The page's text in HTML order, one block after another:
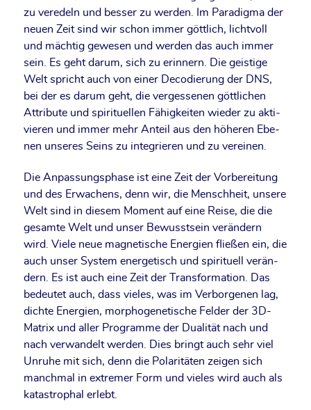
zu ver­edeln und bes­ser zu wer­den. Im Para­dig­ma der
neu­en Zeit sind wir schon immer gött­lich, licht­voll
und mäch­tig gewe­sen und wer­den das auch immer
sein. Es geht dar­um, sich zu erin­nern. Die geis­ti­ge
Welt spricht auch von einer Deco­die­rung der DNS,
bei der es dar­um geht, die ver­ges­se­nen gött­li­chen
Attri­bu­te und spi­ri­tu­el­len Fähig­kei­ten wie­der zu akti­
vie­ren und immer mehr Anteil aus den höhe­ren Ebe­
nen unse­res Seins zu inte­grie­ren und zu vereinen.
Die Anpas­sungs­pha­se ist eine Zeit der Vor­be­rei­tung
und des Erwa­chens, denn wir, die Mensch­heit, unse­re
Welt sind in die­sem Moment auf eine Rei­se, die die
gesam­te Welt und unser Bewusst­sein ver­än­dern
wird. Vie­le neue magne­ti­sche Ener­gien flie­ßen ein, die
auch unser Sys­tem ener­ge­tisch und spi­ri­tu­ell ver­än­
dern. Es ist auch eine Zeit der Trans­for­ma­ti­on. Das
bedeu­tet auch, dass vie­les, was im Ver­bor­ge­nen lag,
dich­te Ener­gien, mor­pho­ge­ne­ti­sche Fel­der der 3D-
Matrix und aller Pro­gram­me der Dua­li­tät nach und
nach ver­wan­delt wer­den. Dies bringt auch sehr viel
Unru­he mit sich, denn die Pola­ri­tä­ten zei­gen sich
manch­mal in extre­mer Form und vie­les wird auch als
kata­stro­phal erlebt.